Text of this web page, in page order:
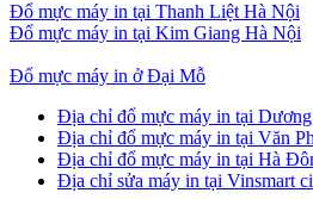
Đổ mực máy in tại Thanh Liệt Hà Nội
Đổ mực máy in tại Kim Giang Hà Nội
Đổ mực máy in ở Đại Mỗ
Địa chỉ đổ mực máy in tại
Địa chỉ đổ mực máy in tại Văn
Địa chỉ đổ mực máy in tại Hà
Địa chỉ sửa máy in tại Vinsmart